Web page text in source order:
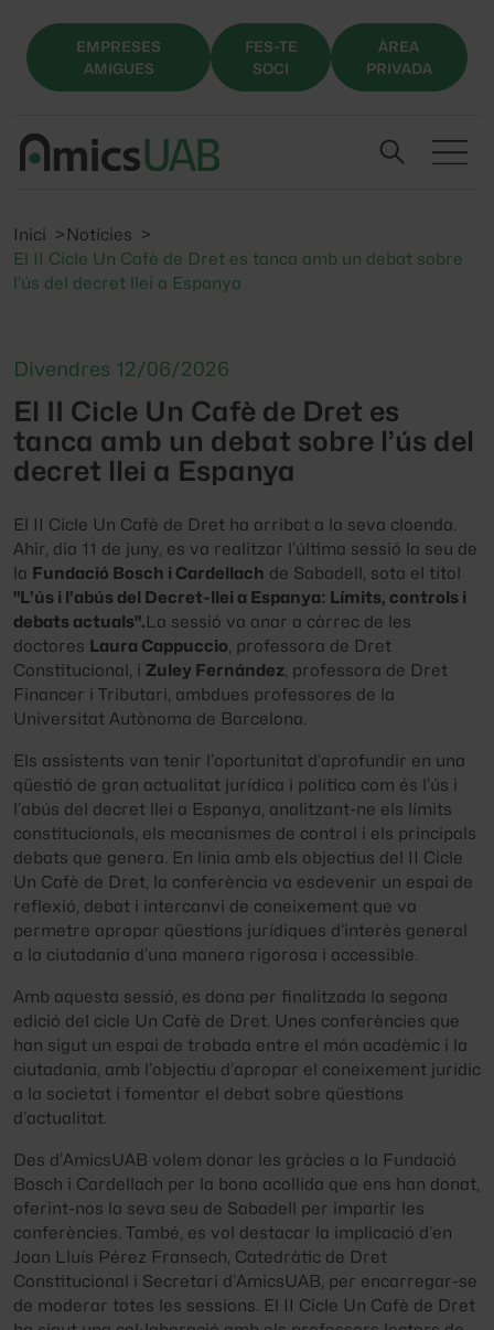
EMPRESES
AMIGUES
FES-TE
SOCI
ÀREA
PRIVADA
Inici
Notícies
El II Cicle Un Cafè de Dret es tanca amb un debat sobre
l’ús del decret llei a Espanya
Divendres 12/06/2026
El II Cicle Un Cafè de Dret es
tanca amb un debat sobre l’ús del
decret llei a Espanya
El II Cicle Un Cafè de Dret ha arribat a la seva cloenda.
Ahir, dia 11 de juny, es va realitzar l’última sessió la seu de
la Fundació Bosch i Cardellach de Sabadell, sota el títol
"L’ús i l’abús del Decret-llei a Espanya: Límits, controls i
debats actuals".La sessió va anar a càrrec de les
doctores Laura Cappuccio , professora de Dret
Constitucional, i Zuley Fernández , professora de Dret
Financer i Tributari, ambdues professores de la
Universitat Autònoma de Barcelona.
Els assistents van tenir l’oportunitat d’aprofundir en una
qüestió de gran actualitat jurídica i política com és l’ús i
l’abús del decret llei a Espanya, analitzant-ne els límits
constitucionals, els mecanismes de control i els principals
debats que genera. En línia amb els objectius del II Cicle
Un Cafè de Dret, la conferència va esdevenir un espai de
reflexió, debat i intercanvi de coneixement que va
permetre apropar qüestions jurídiques d’interès general
a la ciutadania d’una manera rigorosa i accessible.
Amb aquesta sessió, es dona per finalitzada la segona
edició del cicle Un Cafè de Dret. Unes conferències que
han sigut un espai de trobada entre el món acadèmic i la
ciutadania, amb l’objectiu d’apropar el coneixement jurídic
a la societat i fomentar el debat sobre qüestions
d’actualitat.
Des d’AmicsUAB volem donar les gràcies a la Fundació
Bosch i Cardellach per la bona acollida que ens han donat,
oferint-nos la seva seu de Sabadell per impartir les
conferències. També, es vol destacar la implicació d’en
Joan Lluís Pérez Fransech, Catedràtic de Dret
Constitucional i Secretari d’AmicsUAB, per encarregar-se
de moderar totes les sessions. El II Cicle Un Cafè de Dret